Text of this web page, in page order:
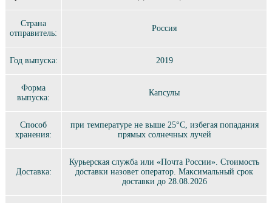
Страна
отправитель:
Россия
Год выпуска: 2019
Форма
выпуска:
Капсулы
Способ
хранения:
при температуре не выше 25°C, избегая попадания
прямых солнечных лучей
Доставка:
Курьерская служба или «Почта России». Стоимость
доставки назовет оператор. Максимальный срок
доставки до 28.08.2026